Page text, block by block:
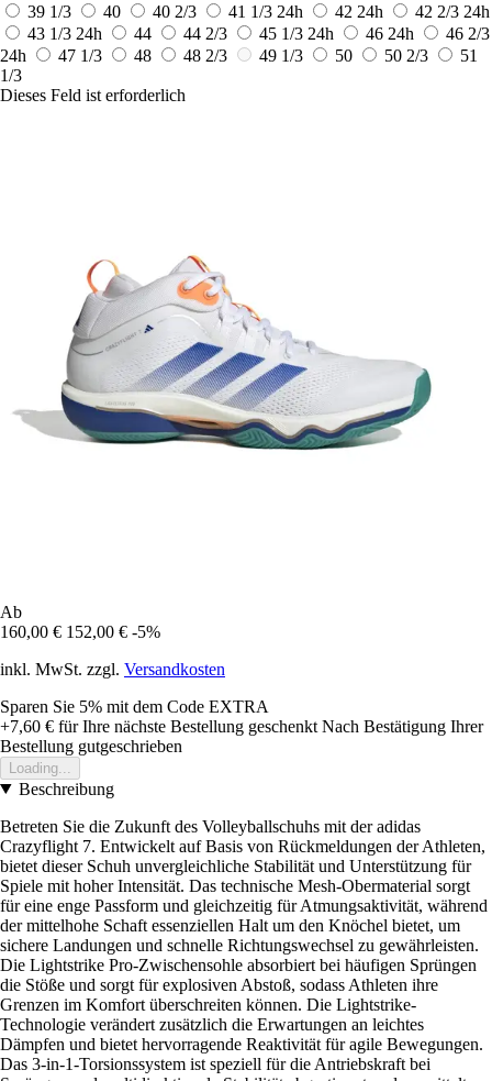
39 1/3
40 40 2/3 41 1/3 24h 42 24h 42 2/3 24h
43 1/3 24h 44 44 2/3 45 1/3 24h 46 24h
46 2/3
24h
47 1/3 48 48 2/3 49 1/3 50 50 2/3
51
1/3
Dieses Feld ist erforderlich
Ab
160,00 € 152,00 € -5%
inkl. MwSt. zzgl. Versandkosten
Sparen Sie 5% mit dem Code EXTRA
+7,60 € für Ihre nächste Bestellung geschenkt Nach Bestätigung Ihrer
Bestellung gutgeschrieben
Loading...
Beschreibung
Betreten Sie die Zukunft des Volleyballschuhs mit der adidas
Crazyflight 7. Entwickelt auf Basis von Rückmeldungen der Athleten,
bietet dieser Schuh unvergleichliche Stabilität und Unterstützung für
Spiele mit hoher Intensität. Das technische Mesh-Obermaterial sorgt
für eine enge Passform und gleichzeitig für Atmungsaktivität, während
der mittelhohe Schaft essenziellen Halt um den Knöchel bietet, um
sichere Landungen und schnelle Richtungswechsel zu gewährleisten.
Die Lightstrike Pro-Zwischensohle absorbiert bei häufigen Sprüngen
die Stöße und sorgt für explosiven Abstoß, sodass Athleten ihre
Grenzen im Komfort überschreiten können. Die Lightstrike-
Technologie verändert zusätzlich die Erwartungen an leichtes
Dämpfen und bietet hervorragende Reaktivität für agile Bewegungen.
Das 3-in-1-Torsionssystem ist speziell für die Antriebskraft bei